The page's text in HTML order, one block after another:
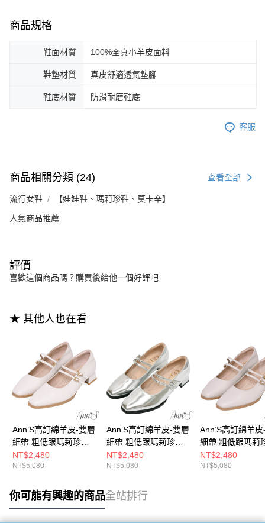
商品規格
鞋面材質 100%全真小羊皮面料
鞋墊材質 真皮舒適透氣墊腳
鞋底材質 防滑耐磨鞋底
客服
商品相關分類 (24) 查看全部
流行女鞋 【娃娃鞋、瑪莉珍鞋、莫卡辛】
人氣商品推薦
評價
喜歡這個商品嗎？購買後給他一個好評吧
★ 其他人也在看
Ann’S高訂綿羊皮-雙層
細帶 粗低跟瑪莉珍鞋
3cm-白
NT$2,480
NT$5,080
Ann’S高訂綿羊皮-雙層
細帶 粗低跟瑪莉珍鞋
3cm-銀
NT$2,480
NT$5,080
Ann’S高訂綿羊
細帶 粗低跟瑪莉
3cm-米白
NT$2,480
NT$5,080
你可能有興趣的商品全站排行